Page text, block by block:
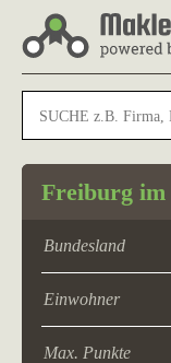
Freiburg im
Bundesland
Einwohner
Max. Punkte